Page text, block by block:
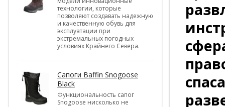
технологии, которые
позволяют создавать надежную
и качественную обувь для
эксплуатации при
экстремальных погодных
условиях Крайнего Севера.
Сапоги Baffin Snogoose
Black
Функциональность сапог
Snogoose нисколько не